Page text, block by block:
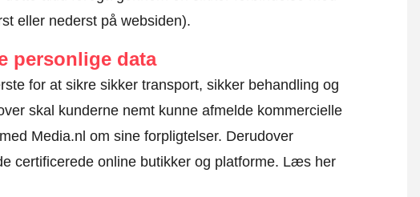
eller nederst på websiden).
personlige data
for at sikre sikker transport, sikker behandling og
skal kunderne nemt kunne afmelde kommercielle
Media.nl om sine forpligtelser. Derudover
certificerede online butikker og platforme. Læs her